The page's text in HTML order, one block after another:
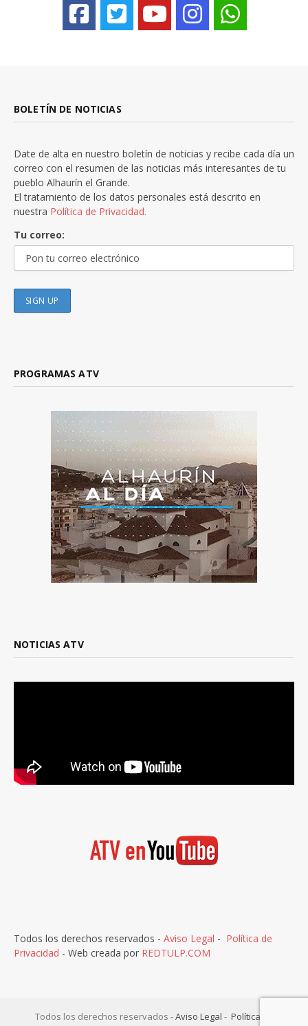
BOLETÍN DE NOTICIAS
Date de alta en nuestro boletín de noticias y recibe cada día un
correo con el resumen de las noticias más interesantes de tu
pueblo Alhaurín el Grande.
El tratamiento de los datos personales está descrito en
nuestra Política de Privacidad.
Tu correo:
PROGRAMAS ATV
NOTICIAS ATV
Todos los derechos reservados - Aviso Legal - Política de
Privacidad - Web creada por REDTULP.COM
Todos los derechos reservados -Aviso Legal - Política de